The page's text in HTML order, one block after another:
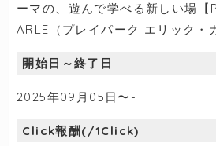
ーマの、遊んで学べる新しい場【
ARLE（プレイパーク エリック・
開始日～終了日
2025年09月05日〜-
Click報酬(/1Click)